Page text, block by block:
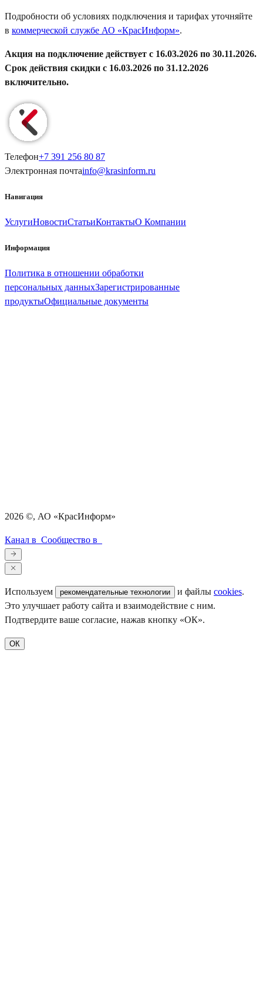
Подробности об условиях подключения и тарифах уточняйте
в коммерческой службе АО «КрасИнформ».
Акция на подключение действует с 16.03.2026 по 30.11.2026.
Срок действия скидки с 16.03.2026 по 31.12.2026
включительно.
Телефон+7 391 256 80 87
Электронная почтаinfo@krasinform.ru
Навигация
УслугиНовостиСтатьиКонтактыО Компании
Информация
Политика в отношении обработки
персональных данныхЗарегистрированные
продуктыОфициальные документы
2026 ©, АО «КрасИнформ»
Канал в Сообщество в
Используем рекомендательные технологии и файлы cookies.
Это улучшает работу сайта и взаимодействие с ним.
Подтвердите ваше согласие, нажав кнопку «ОК».
ОК